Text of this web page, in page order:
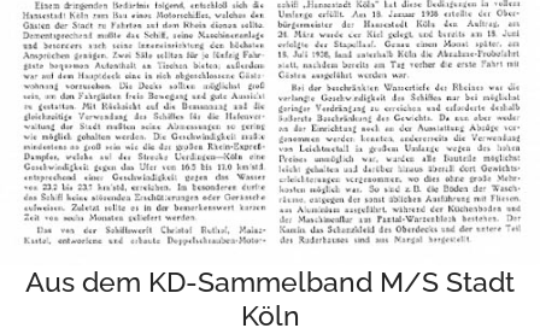
Aus dem KD-Sammelband M/S Stadt
Köln